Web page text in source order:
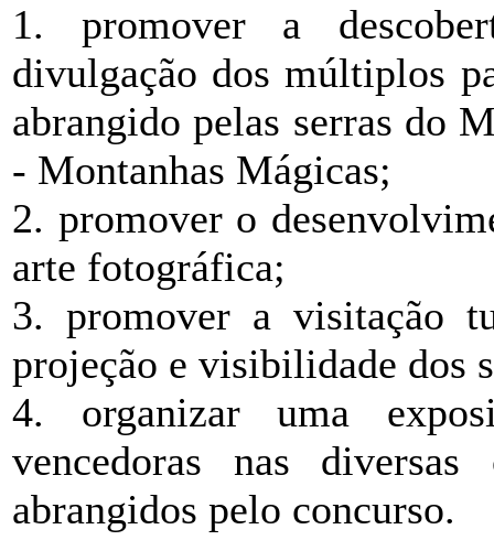
1. promover a
divulgação dos múltiplos
abrangido pelas serras do
- Montanhas Mágicas;
2. promover o
arte fotográfica;
3. promover a visitação
projeção e visibilidade dos
4. organizar uma
vencedoras nas
abrangidos pelo concurso.